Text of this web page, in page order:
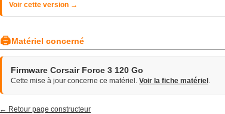
Voir cette version →
🖨Matériel concerné
Firmware Corsair Force 3 120 Go
Cette mise à jour concerne ce matériel. Voir la fiche matériel .
← Retour page constructeur